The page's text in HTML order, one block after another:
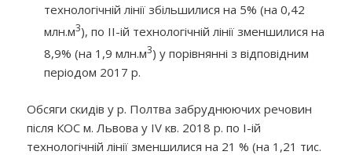
технологічній лінії збільшилися на 5% (на 0,42
млн.м3), по ІІ-ій технологічній лінії зменшилися на
8,9% (на 1,9 млн.м3) у порівнянні з відповідним
періодом 2017 р.
Обсяги скидів у р. Полтва забруднюючих речовин
після КОС м. Львова у IVкв. 2018 р. по І-ій
технологічній лінії зменшилися на 21 % (на 1,21 тис.